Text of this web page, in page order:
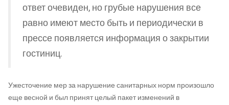
ответ очевиден, но грубые нарушения все
равно имеют место быть и периодически в
прессе появляется информация о закрытии
гостиниц.
Ужесточение мер за нарушение санитарных норм произошло
еще весной и был принят целый пакет изменений в